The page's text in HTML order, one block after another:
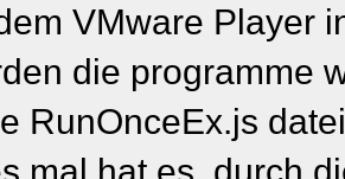
VMware Player
die programme
RunOnceEx.js
mal hat es ,durch